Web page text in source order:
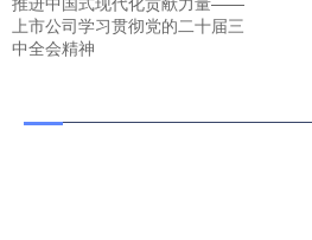
上市公司学习贯彻党的二十届三
中全会精神